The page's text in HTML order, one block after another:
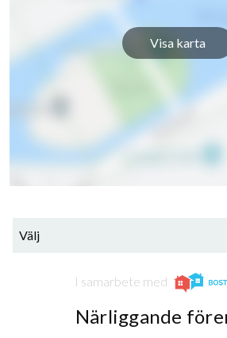
Visa karta
Välj
I samarbete med
Närliggande